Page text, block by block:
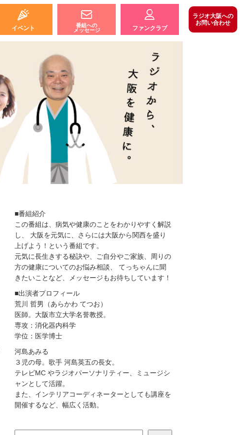
イベント
番組への
メッセージ
ファンクラブ
ラジオ大阪への
お問い合わせ
■番組紹介
この番組は、病気や健康のことをわかりやすく解説
し、 大阪を元気に、さらには大阪から関西を盛り
上げよう！という番組です。
元気に長生きする秘訣や、ご自分やご家族、周りの
方の健康についてのお悩み相談、 てっちゃんに聞
きたいことなど、メッセージもお待ちしています！
■出演者プロフィール
荒川 哲男（あらかわ てつお）
医師。大阪市立大学名誉教授。
専攻：消化器内科学
学位：医学博士
河島あみる
３児の母。歌手 河島英五の長女。
テレビMC やラジオパーソナリティー、ミュージシ
ャンとして活躍。
また、インテリアコーディネーターとしても講座を
開催するなど、幅広く活動。